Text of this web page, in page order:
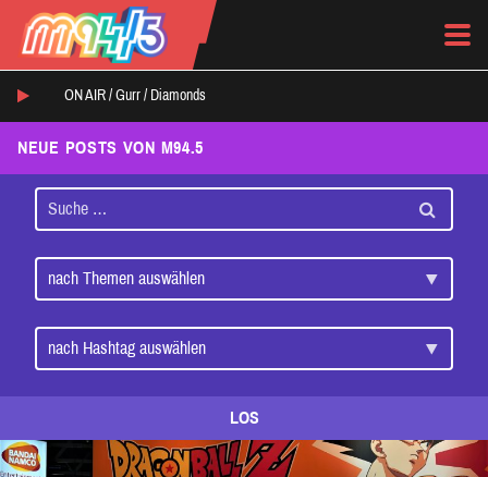
ON AIR / Gurr / Diamonds
NEUE POSTS VON M94.5
LOS